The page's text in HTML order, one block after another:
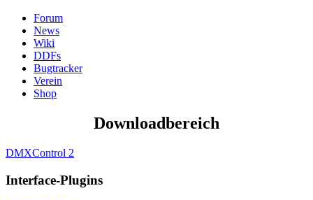
Forum
News
Wiki
DDFs
Bugtracker
Verein
Shop
Downloadbereich
DMXControl 2
Interface-Plugins